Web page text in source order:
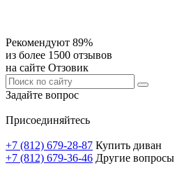
Рекомендуют 89%
из более 1500 отзывов
на сайте Отзовик
Задайте вопрос
Присоединяйтесь
+7 (812) 679-28-87 Купить диван
+7 (812) 679-36-46 Другие вопросы